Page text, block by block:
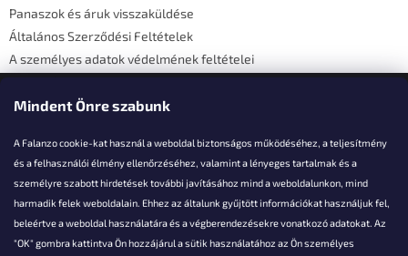
Mindent Önre szabunk
A Falanzo cookie-kat használ a weboldal biztonságos működéséhez, a teljesítmény
és a felhasználói élmény ellenőrzéséhez, valamint a lényeges tartalmak és a
személyre szabott hirdetések további javításához mind a weboldalunkon, mind
harmadik felek weboldalain. Ehhez az általunk gyűjtött információkat használjuk fel,
beleértve a weboldal használatára és a végberendezésekre vonatkozó adatokat. Az
"OK" gombra kattintva Ön hozzájárul a sütik használatához az Ön személyes
Panaszok és áruk visszaküldése
Általános Szerződési Feltételek
A személyes adatok védelmének feltételei
Elérhetőségi adatok
Akarsz kérdezni valamit?
info@falanzo.hu